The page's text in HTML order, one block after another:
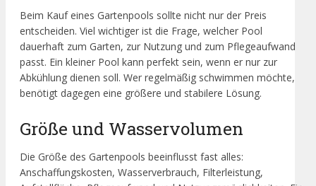
Beim Kauf eines Gartenpools sollte nicht nur der Preis
entscheiden. Viel wichtiger ist die Frage, welcher Pool
dauerhaft zum Garten, zur Nutzung und zum Pflegeaufwand
passt. Ein kleiner Pool kann perfekt sein, wenn er nur zur
Abkühlung dienen soll. Wer regelmäßig schwimmen möchte,
benötigt dagegen eine größere und stabilere Lösung.
Größe und Wasservolumen
Die Größe des Gartenpools beeinflusst fast alles:
Anschaffungskosten, Wasserverbrauch, Filterleistung,